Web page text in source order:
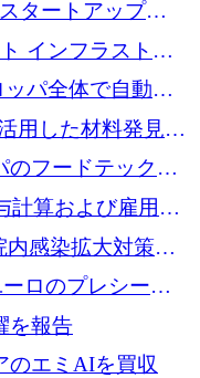
タートアップ
で 2,000 万ドルを
インフラストラ
に 300 万ドルの
パ全体で自動電
2,800 万ドルを
用した材料発見を
万ユーロのベル
のフードテックセ
を中心に再構築
計算および雇用プ
めに 1,740 万ド
内感染拡大対策に
ロのプレシード
ドシートをター
を報告
のエミAIを買収